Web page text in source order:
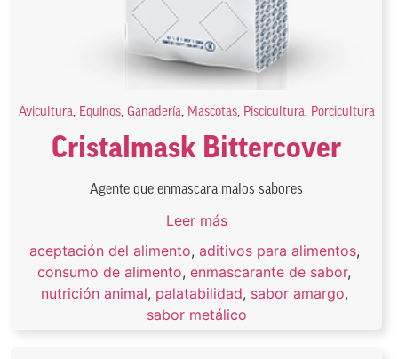
Avicultura, Equinos, Ganadería, Mascotas, Piscicultura, Porcicultura
Cristalmask Bittercover
Agente que enmascara malos sabores
Leer más
aceptación del alimento, aditivos para alimentos,
consumo de alimento, enmascarante de sabor,
nutrición animal, palatabilidad, sabor amargo,
sabor metálico